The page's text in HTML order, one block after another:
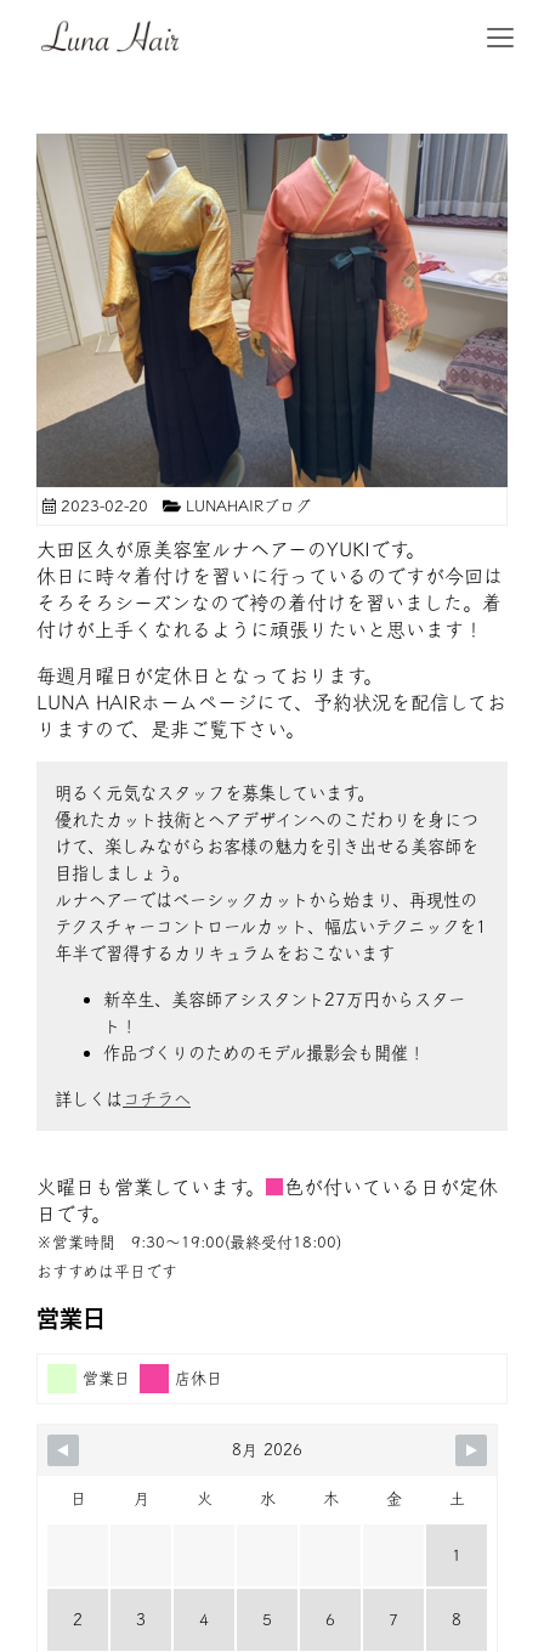
2023-02-20 LUNAHAIRブログ
大田区久が原美容室ルナヘアーのYUKIです。
休日に時々着付けを習いに行っているのですが今回は
そろそろシーズンなので袴の着付けを習いました。着
付けが上手くなれるように頑張りたいと思います！
毎週月曜日が定休日となっております。
LUNA HAIRホームページにて、予約状況を配信してお
りますので、是非ご覧下さい。
明るく元気なスタッフを募集しています。
優れたカット技術とヘアデザインへのこだわりを身につ
けて、楽しみながらお客様の魅力を引き出せる美容師を
目指しましょう。
ルナヘアーではベーシックカットから始まり、再現性の
テクスチャーコントロールカット、幅広いテクニックを1
年半で習得するカリキュラムをおこないます
新卒生、美容師アシスタント27万円からスター
ト！
作品づくりのためのモデル撮影会も開催！
詳しくは コチラへ
火曜日も営業しています。
色が付いている日が定休
日です。
※営業時間 9:30〜19:00(最終受付18:00)
おすすめは平日です
営業日
営業日 店休日
8月 2026
日 月 火 水 木 金 土
1
2 3 4 5 6 7 8